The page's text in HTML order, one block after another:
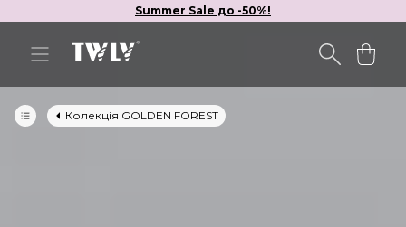
Summer Sale до -50%!
Колекція GOLDEN FOREST